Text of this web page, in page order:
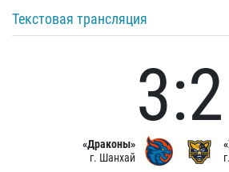
Текстовая трансляция
«Драконы»
г. Шанхай
3:2